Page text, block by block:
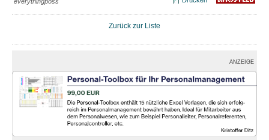
Zurück zur Liste
ANZEIGE